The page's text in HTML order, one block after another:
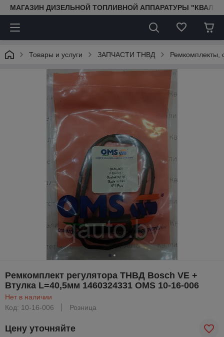
МАГАЗИН ДИЗЕЛЬНОЙ ТОПЛИВНОЙ АППАРАТУРЫ
Товары и услуги ЗАПЧАСТИ ТНВД Ремкомплекты,
Ремкомплект регулятора ТНВД Bosch VE +
Втулка L=40,5мм 1460324331 OMS 10-16-006
Нет в наличии
Код: 10-16-006
Розница
Цену уточняйте